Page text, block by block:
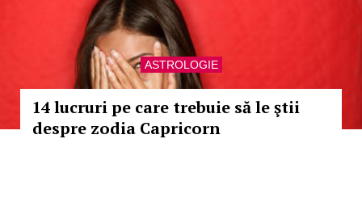
ASTROLOGIE
14 lucruri pe care trebuie să le ştii
despre zodia Capricorn